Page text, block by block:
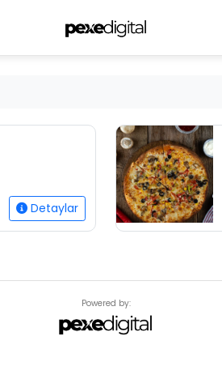
Detaylar
Powered by: